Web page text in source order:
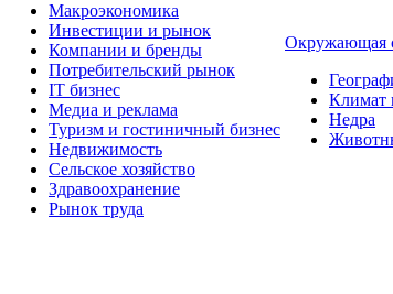
Макроэкономика
Инвестиции и рынок
Компании и бренды
Потребительский рынок
IT бизнес
Медиа и реклама
Туризм и гостиничный бизнес
Недвижимость
Сельское хозяйство
Здравоохранение
Рынок труда
Окружающая
Климат
Недра